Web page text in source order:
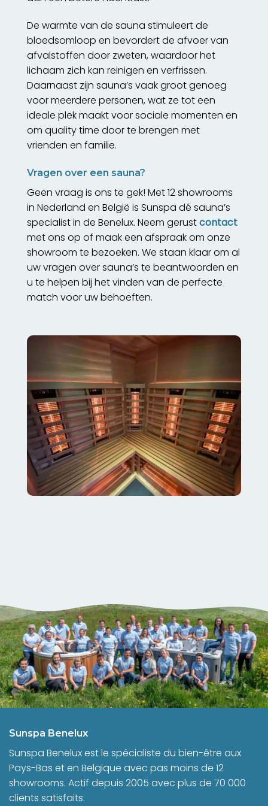
De warmte van de sauna stimuleert de
bloedsomloop en bevordert de afvoer van
afvalstoffen door zweten, waardoor het
lichaam zich kan reinigen en verfrissen.
Daarnaast zijn sauna’s vaak groot genoeg
voor meerdere personen, wat ze tot een
ideale plek maakt voor sociale momenten en
om quality time door te brengen met
vrienden en familie.
Vragen over een sauna?
Geen vraag is ons te gek! Met 12 showrooms
in Nederland en België is Sunspa dé sauna’s
specialist in de Benelux. Neem gerustcontact
met ons op of maak een afspraak om onze
showroom te bezoeken. We staan klaar om al
uw vragen over sauna’s te beantwoorden en
u te helpen bij het vinden van de perfecte
match voor uw behoeften.
Sunspa Benelux
Sunspa Benelux est le spécialiste du bien-être aux
Pays-Bas et en Belgique avec pas moins de 12
showrooms. Actif depuis 2005 avec plus de 70 000
clients satisfaits.